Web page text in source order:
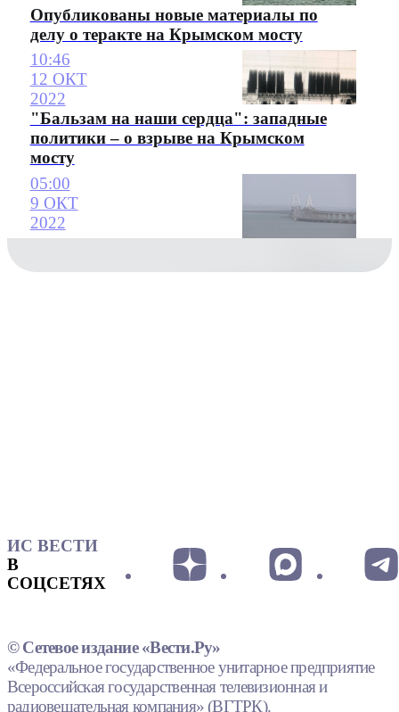
Опубликованы новые материалы по
делу о теракте на Крымском мосту
10:46
12 ОКТ
2022
"Бальзам на наши сердца": западные
политики – о взрыве на Крымском
мосту
05:00
9 ОКТ
2022
ИС ВЕСТИ
В
СОЦСЕТЯХ
© Сетевое издание «Вести.Ру»
«Федеральное государственное унитарное предприятие
Всероссийская государственная телевизионная и
радиовещательная компания» (ВГТРК).